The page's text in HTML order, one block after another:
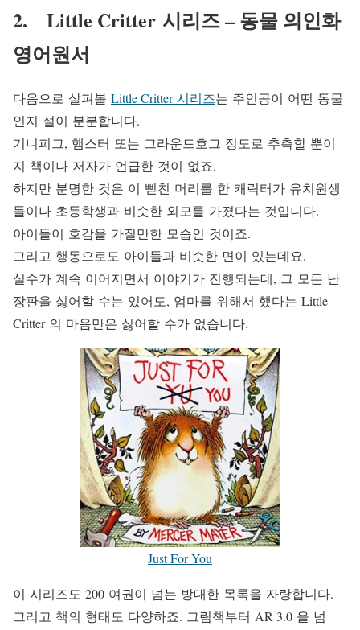
2. Little Critter 시리즈 – 동물 의인화
영어원서
다음으로 살펴볼 Little Critter 시리즈는 주인공이 어떤 동물
인지 설이 분분합니다.
기니피그, 햄스터 또는 그라운드호그 정도로 추측할 뿐이
지 책이나 저자가 언급한 것이 없죠.
하지만 분명한 것은 이 뻗친 머리를 한 캐릭터가 유치원생
들이나 초등학생과 비슷한 외모를 가졌다는 것입니다.
아이들이 호감을 가질만한 모습인 것이죠.
그리고 행동으로도 아이들과 비슷한 면이 있는데요.
실수가 계속 이어지면서 이야기가 진행되는데, 그 모든 난
장판을 싫어할 수는 있어도, 엄마를 위해서 했다는 Little
Critter 의 마음만은 싫어할 수가 없습니다.
Just For You
이 시리즈도 200 여권이 넘는 방대한 목록을 자랑합니다.
그리고 책의 형태도 다양하죠. 그림책부터 AR 3.0 을 넘